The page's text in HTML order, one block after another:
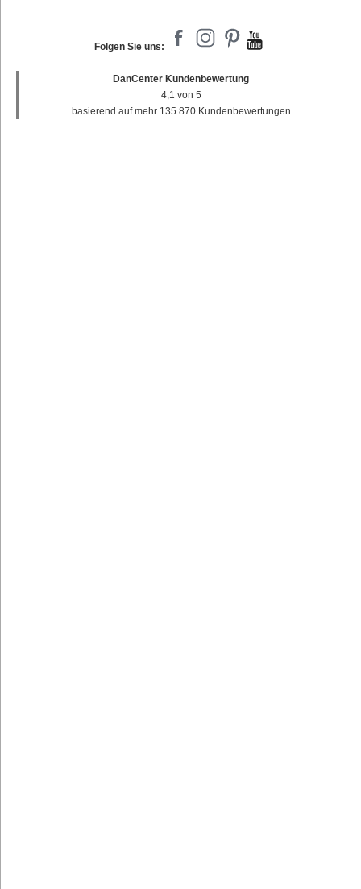
Folgen Sie uns:
DanCenter Kundenbewertung
4,1 von 5
basierend auf mehr 135.870 Kundenbewertungen